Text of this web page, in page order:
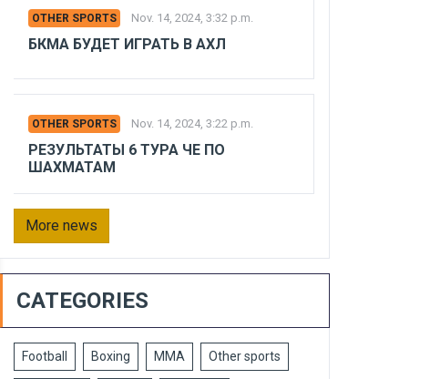
OTHER SPORTS Nov. 14, 2024, 3:32 p.m.
БКМА БУДЕТ ИГРАТЬ В АХЛ
OTHER SPORTS Nov. 14, 2024, 3:22 p.m.
РЕЗУЛЬТАТЫ 6 ТУРА ЧЕ ПО
ШАХМАТАМ
More news
CATEGORIES
Football Boxing MMA Other sports